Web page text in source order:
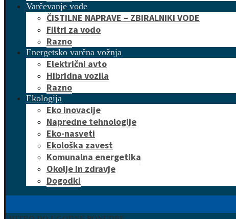
Varčevanje vode
ČISTILNE NAPRAVE – ZBIRALNIKI VODE
Filtri za vodo
Razno
Energetsko varčna vožnja
Električni avto
Hibridna vozila
Razno
Ekologija
Eko inovacije
Napredne tehnologije
Eko-nasveti
Ekološka zavest
Komunalna energetika
Okolje in zdravje
Dogodki